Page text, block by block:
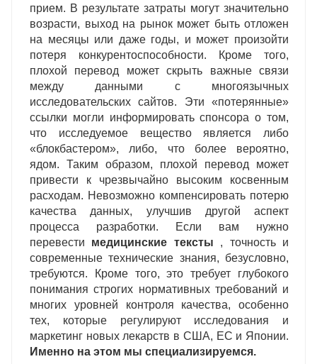
прием. В результате затраты могут значительно
возрасти, выход на рынок может быть отложен
на месяцы или даже годы, и может произойти
потеря конкурентоспособности. Кроме того,
плохой перевод может скрыть важные связи
между данными с многоязычных
исследовательских сайтов. Эти «потерянные»
ссылки могли информировать спонсора о том,
что исследуемое вещество является либо
«блокбастером», либо, что более вероятно,
ядом. Таким образом, плохой перевод может
привести к чрезвычайно высоким косвенным
расходам. Невозможно компенсировать потерю
качества данных, улучшив другой аспект
процесса разработки. Если вам нужно
перевести медицинские тексты , точность и
современные технические знания, безусловно,
требуются. Кроме того, это требует глубокого
понимания строгих нормативных требований и
многих уровней контроля качества, особенно
тех, которые регулируют исследования и
маркетинг новых лекарств в США, ЕС и Японии.
Именно на этом мы специализируемся.